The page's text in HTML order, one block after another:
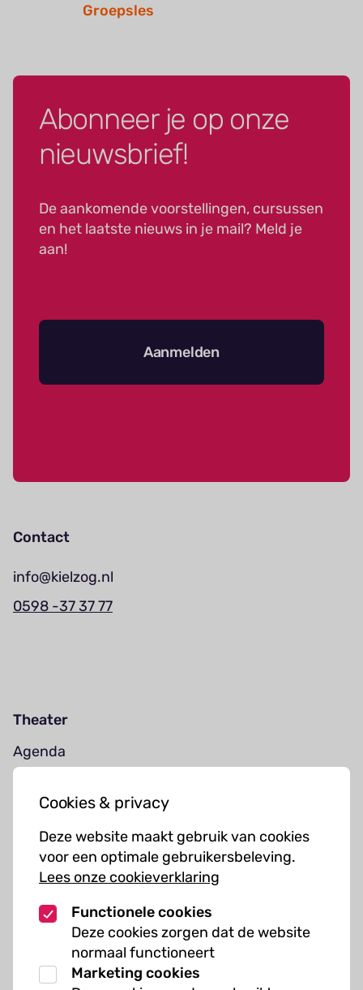
Cookies & privacy
Deze website maakt gebruik van cookies
voor een optimale gebruikersbeleving.
Lees onze cookieverklaring
Functionele cookies
Deze cookies zorgen dat de website
normaal functioneert
Marketing cookies
Groepsles
Abonneer je op onze
nieuwsbrief!
De aankomende voorstellingen, cursussen
en het laatste nieuws in je mail? Meld je
aan!
Aanmelden
Contact
info@kielzog.nl
0598 -37 37 77
Theater
Agenda
Muziekcursussen
Kunst cursussen
Over ons
Organisatie
Werken bij Kielzog